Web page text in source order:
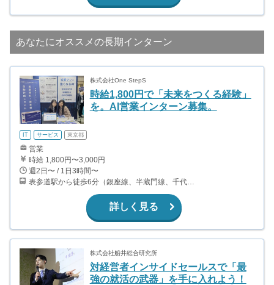
あなたにオススメの長期インターン
株式会社One StepS
時給1,800円で「未来をつくる経験」
を。AI営業インターン募集。
IT サービス 東京都
営業
時給 1,800円〜3,000円
週2日〜 / 1日3時間〜
表参道駅から徒歩6分（銀座線、半蔵門線、千代田線） 外苑前駅から徒歩6分（銀座線）
詳しく見る
株式会社船井総合研究所
対経営者インサイドセールスで「最
強の就活の武器」を手に入れよう！